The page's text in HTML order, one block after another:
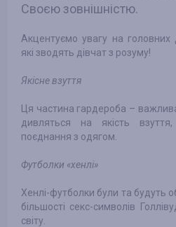
Своєю зовнішністю.
Акцентуємо увагу на головних
які зводять дівчат з розуму!
Якісне взуття
Ця частина гардероба –
дивляться на якість
поєднання з одягом.
Футболки «хенлі»
Хенлі-футболки були та будуть
більшості секс-символів
світу.